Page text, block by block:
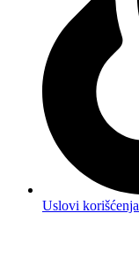
Uslovi korišćenja